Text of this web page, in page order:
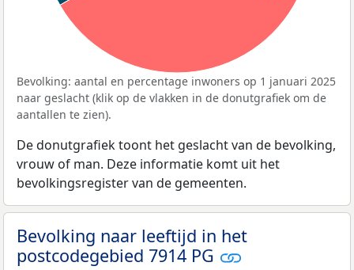
Bevolking: aantal en percentage inwoners op 1 januari 2025
naar geslacht (klik op de vlakken in de donutgrafiek om de
aantallen te zien).
De donutgrafiek toont het geslacht van de bevolking,
vrouw of man. Deze informatie komt uit het
bevolkingsregister van de gemeenten.
Bevolking naar leeftijd in het
postcodegebied 7914 PG